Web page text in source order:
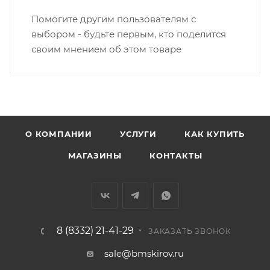
индивидуальном порядке.
В случае непредвиденных обстоятельств,
отсутствии подъездных путей поставщик вправе
Доставка заказов по России не осуществляется.
Помогите другим пользователям с
выбором - будьте первым, кто поделится
своим мнением об этом товаре
О КОМПАНИИ УСЛУГИ КАК КУПИТЬ
МАГАЗИНЫ КОНТАКТЫ
8 (8332) 21-41-29 ЗАКАЗАТЬ ЗВОНОК
sale@bmskirov.ru